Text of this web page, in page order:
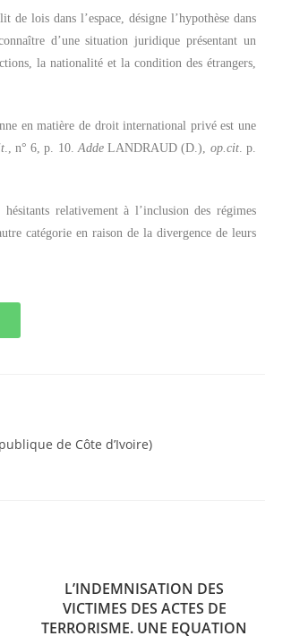
lois dans l’espace, désigne l’hypothèse dans
d’une situation juridique présentant un
la nationalité et la condition des étrangers,
en matière de droit international privé est une
., n° 6, p. 10.AddeLANDRAUD (D.), op.cit. p.
relativement à l’inclusion des régimes
catégorie en raison de la divergence de leurs
de Côte d’Ivoire)
L’INDEMNISATION DES
VICTIMES DES ACTES DE
TERRORISME. UNE EQUATION